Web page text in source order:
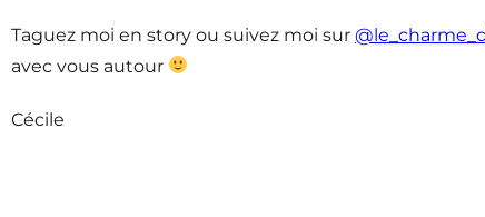
Taguez moi en story ou suivez moi sur
avec vous autour
Cécile